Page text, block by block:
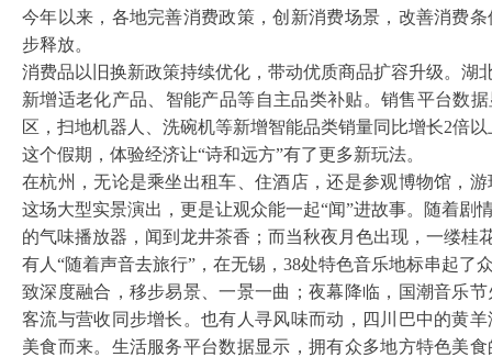
今年以来，各地完善消费政策，创新消费场景，改善消费
步释放。
消费品以旧换新政策持续优化，带动优质商品扩容升级。湖
新增适老化产品、智能产品等自主品类补贴。销售平台数
区，扫地机器人、洗碗机等新增智能品类销量同比增长2倍以
这个假期，体验经济让“诗和远方”有了更多新玩法。
在杭州，无论是乘坐出租车、住酒店，还是参观博物馆，
这场大型实景演出，更是让观众能一起“闻”进故事。随着剧
的气味播放器，闻到龙井茶香；而当秋夜月色出现，一缕桂
有人 “随着声音去旅行”，在无锡，38处特色音乐地标串起了
致深度融合，移步易景、一景一曲；夜幕降临，国潮音乐
客流与营收同步增长。也有人寻风味而动，四川巴中的黄
美食而来。生活服务平台数据显示，拥有众多地方特色美